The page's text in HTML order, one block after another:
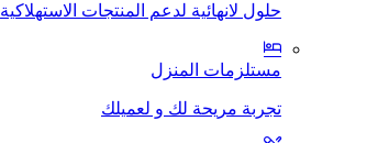
حلول لانهائية لدعم المنتجات الاستهلاكية
مستلزمات المنزل
تجربة مريحة لك و لعميلك